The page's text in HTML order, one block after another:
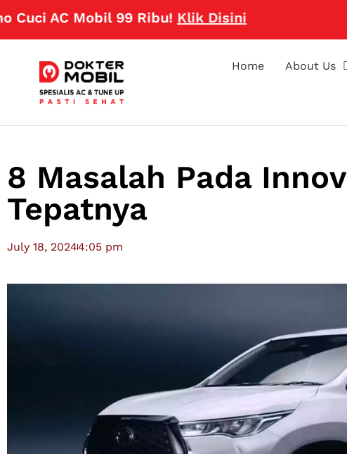
AC Mobil 99 Ribu!Klik Disini
Home About Us
8 Masalah Pada
Tepatnya
July 18, 20244:05 pm